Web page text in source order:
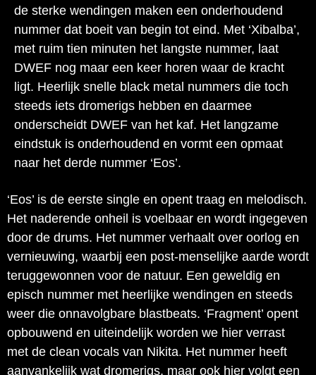
de sterke wendingen maken een onderhoudend
nummer dat boeit van begin tot eind. Met ‘Xibalba’,
met ruim tien minuten het langste nummer, laat
DWEF nog maar een keer horen waar de kracht
ligt. Heerlijk snelle black metal nummers die toch
steeds iets dromerigs hebben en daarmee
onderscheidt DWEF van het kaf. Het langzame
eindstuk is onderhoudend en vormt een opmaat
naar het derde nummer ‘Eos’.
‘Eos’ is de eerste single en opent traag en melodisch.
Het naderende onheil is voelbaar en wordt ingegeven
door de drums. Het nummer verhaalt over oorlog en
vernieuwing, waarbij een post-menselijke aarde wordt
teruggewonnen voor de natuur. Een geweldig en
episch nummer met heerlijke wendingen en steeds
weer die onnavolgbare blastbeats. ‘Fragment’ opent
opbouwend en uiteindelijk worden we hier verrast
met de clean vocals van Nikita. Het nummer heeft
aanvankelijk wat dromerigs, maar ook hier volgt een